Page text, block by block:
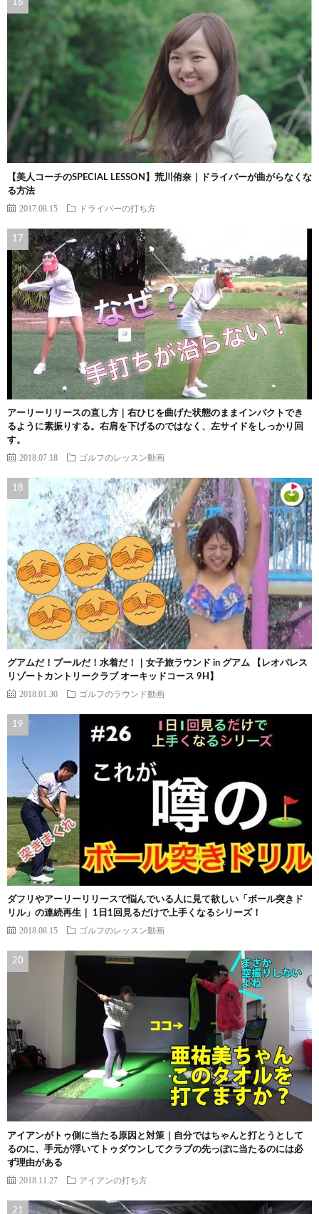
【美人コーチのSPECIAL LESSON】荒川侑奈｜ドライバーが曲がらなくな
る方法
2017.08.15 ドライバーの打ち方
アーリーリリースの直し方｜右ひじを曲げた状態のままインパクトでき
るように素振りする。右肩を下げるのではなく、左サイドをしっかり回
す。
2018.07.18 ゴルフのレッスン動画
グアムだ！プールだ！水着だ！｜女子旅ラウンド in グアム 【レオパレス
リゾートカントリークラブ オーキッドコース 9H】
2018.01.30 ゴルフのラウンド動画
ダフリやアーリーリリースで悩んでいる人に見て欲しい「ボール突きド
リル」の連続再生｜ 1日1回見るだけで上手くなるシリーズ！
2018.08.15 ゴルフのレッスン動画
アイアンがトゥ側に当たる原因と対策｜自分ではちゃんと打とうとして
るのに、手元が浮いてトゥダウンしてクラブの先っぽに当たるのには必
ず理由がある
2018.11.27 アイアンの打ち方